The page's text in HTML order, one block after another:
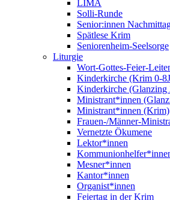
LIMA
Solli-Runde
Senior:innen
Spätlese Krim
Seniorenheim-Seelsorge
Liturgie
Wort-Gottes-Feier-
Kinderkirche (Krim 0-
Kinderkirche (Glanzing
Ministrant*innen
Ministrant*innen (Krim)
Frauen-/Männer-
Vernetzte Ökumene
Lektor*innen
Mesner*innen
Kantor*innen
Organist*innen
Feiertag in der Krim